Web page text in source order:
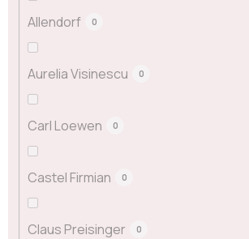
Allendorf 0
Aurelia Visinescu 0
Carl Loewen 0
Castel Firmian 0
Claus Preisinger 0